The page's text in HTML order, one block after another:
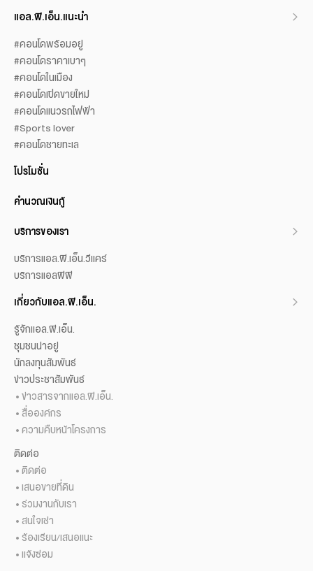
แอล.พี.เอ็น.แนะนำ
#คอนโดพร้อมอยู่
#คอนโดราคาเบาๆ
#คอนโดในเมือง
#คอนโดเปิดขายใหม่
#คอนโดแนวรถไฟฟ้า
#Sports lover
#คอนโดชายทะเล
โปรโมชั่น
คำนวณเงินกู้
บริการของเรา
บริการแอล.พี.เอ็น.วีแคร์
บริการแอลพีพี
เกี่ยวกับแอล.พี.เอ็น.
รู้จักแอล.พี.เอ็น.
ชุมชนน่าอยู่
นักลงทุนสัมพันธ์
ข่าวประชาสัมพันธ์
ข่าวสารจากแอล.พี.เอ็น.
สื่อองค์กร
ความคืบหน้าโครงการ
ติดต่อ
ติดต่อ
เสนอขายที่ดิน
ร่วมงานกับเรา
สนใจเช่า
ร้องเรียน/เสนอแนะ
แจ้งซ่อม